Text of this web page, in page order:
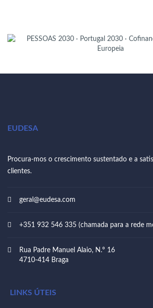
EUDESA
Procura-mos o crescimento sustentado e a
clientes.
geral@eudesa.com
+351 932 546 335 (chamada para a rede
Rua Padre Manuel Alaio, N.º 16
4710-414 Braga
LINKS ÚTEIS